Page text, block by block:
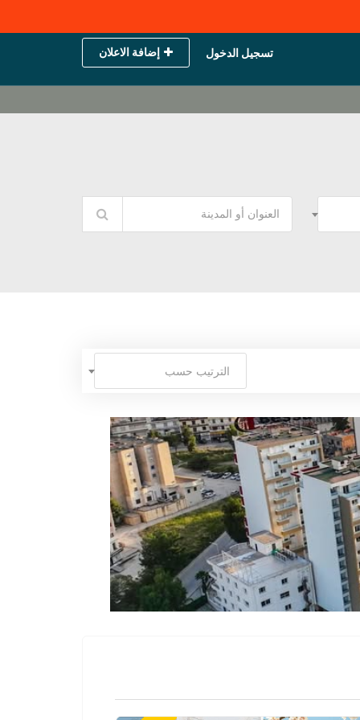
تسجيل الدخول إضافة الاعلان
الترتيب حسب